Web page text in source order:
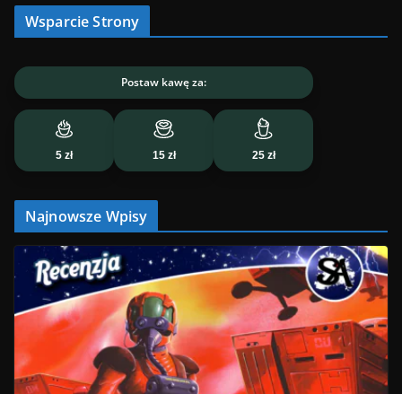
Wsparcie Strony
Postaw kawę za:
5 zł 15 zł 25 zł
Najnowsze Wpisy